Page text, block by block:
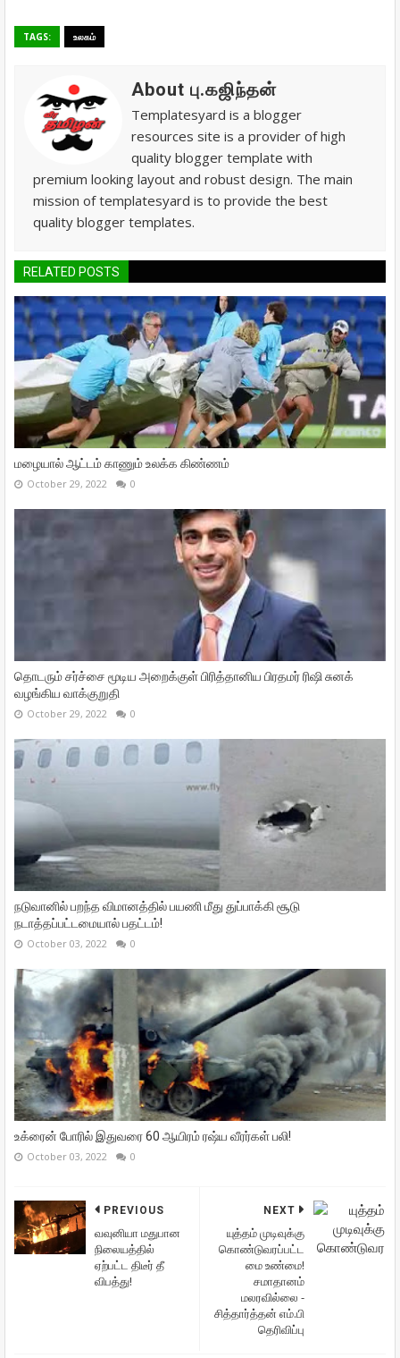
TAGS: உலகம்
About பு.கஜிந்தன்
Templatesyard is a blogger
resources site is a provider of high
quality blogger template with
premium looking layout and robust design. The main
mission of templatesyard is to provide the best
quality blogger templates.
RELATED POSTS
மழையால் ஆட்டம் காணும் உலக்க கிண்ணம்
October 29, 2022 0
தொடரும் சர்ச்சை மூடிய அறைக்குள் பிரித்தானிய பிரதமர் ரிஷி சுனக்
வழங்கிய வாக்குறுதி
October 29, 2022 0
நடுவானில் பறந்த விமானத்தில் பயணி மீது துப்பாக்கி சூடு
நடாத்தப்பட்டமையால் பதட்டம்!
October 03, 2022 0
உக்ரைன் போரில் இதுவரை 60 ஆயிரம் ரஷ்ய வீரர்கள் பலி!
October 03, 2022 0
NEXT
யுத்தம் முடிவுக்கு
கொண்டுவரப்பட்ட
மை உண்மை!
சமாதானம்
மலரவில்லை -
சித்தார்த்தன் எம்.பி
தெரிவிப்பு
PREVIOUS
வவுனியா மதுபான
நிலையத்தில்
ஏற்பட்ட திடீர் தீ
விபத்து!